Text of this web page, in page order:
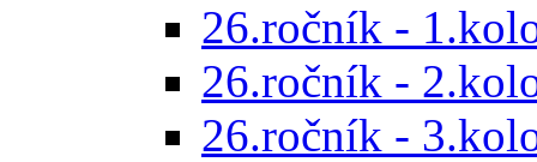
26.ročník -
26.ročník -
26.ročník -